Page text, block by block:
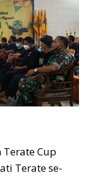
Terate Cup
Terate se-